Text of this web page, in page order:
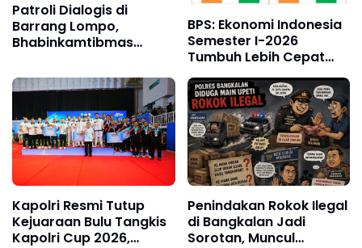
Patroli Dialogis di
Barrang Lompo,
Bhabinkamtibmas
Warga Pesisir
BPS: Ekonomi Indonesia
Semester I-2026
Tumbuh Lebih Cepat
Kapolri Resmi Tutup
Kejuaraan Bulu Tangkis
Kapolri Cup 2026,
Penindakan Rokok Ilegal
di Bangkalan Jadi
Sorotan, Muncul